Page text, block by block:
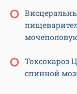
Токсокароз
спинной